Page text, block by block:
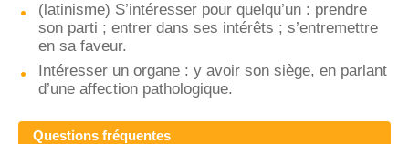
(latinisme) S’intéresser pour quelqu’un : prendre
son parti ; entrer dans ses intérêts ; s’entremettre
en sa faveur.
Intéresser un organe : y avoir son siège, en parlant
d’une affection pathologique.
Questions fréquentes